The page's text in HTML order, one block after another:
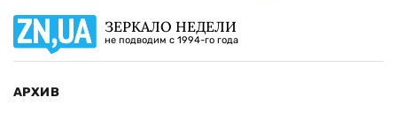
ЗЕРКАЛО НЕДЕЛИ
не подводим с 1994-го года
АРХИВ